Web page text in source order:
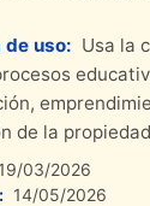
de uso: Usa la
de la
19/03/2026
14/05/2026